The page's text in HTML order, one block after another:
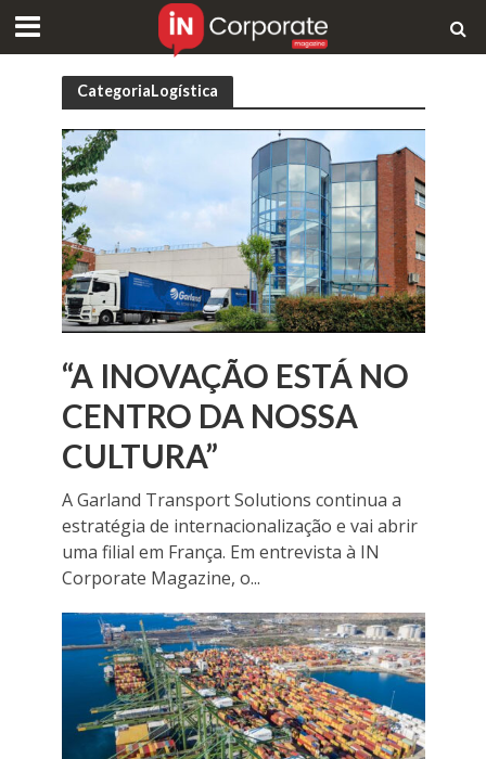
CategoriaLogística
“A INOVAÇÃO ESTÁ NO
CENTRO DA NOSSA
CULTURA”
A Garland Transport Solutions continua a
estratégia de internacionalização e vai abrir
uma filial em França. Em entrevista à IN
Corporate Magazine, o...